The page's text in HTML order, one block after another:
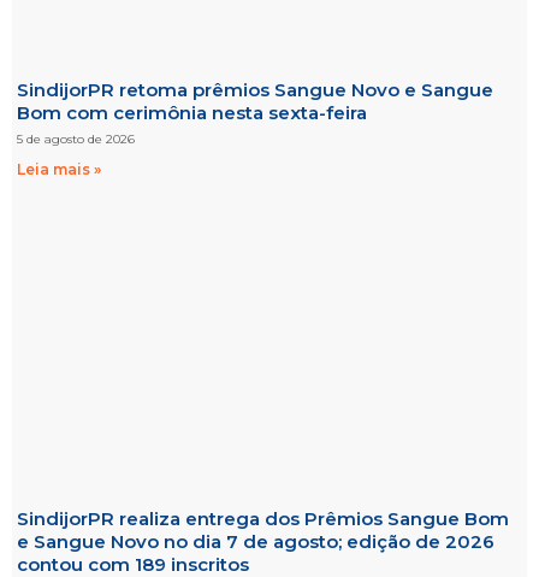
SindijorPR retoma prêmios Sangue Novo e Sangue
Bom com cerimônia nesta sexta-feira
5 de agosto de 2026
Leia mais »
SindijorPR realiza entrega dos Prêmios Sangue Bom
e Sangue Novo no dia 7 de agosto; edição de 2026
contou com 189 inscritos